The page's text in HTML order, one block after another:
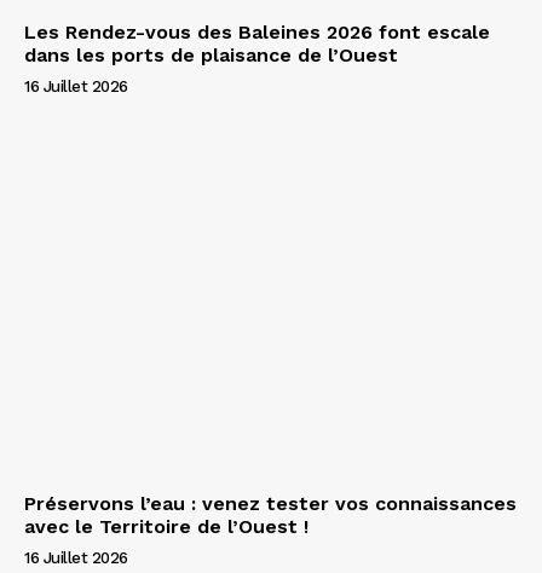
Les Rendez-vous des Baleines 2026 font escale
dans les ports de plaisance de l’Ouest
16 Juillet 2026
Préservons l’eau : venez tester vos connaissances
avec le Territoire de l’Ouest !
16 Juillet 2026